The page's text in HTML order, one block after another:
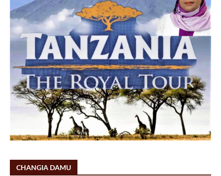
CHANGIA DAMU